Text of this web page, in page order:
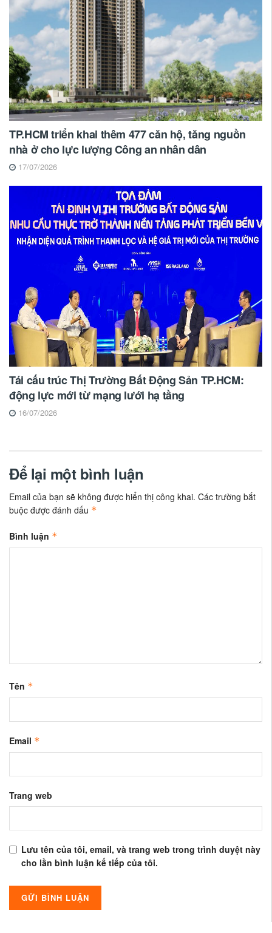
TP.HCM triển khai thêm 477 căn hộ, tăng nguồn
nhà ở cho lực lượng Công an nhân dân
17/07/2026
Tái cấu trúc Thị Trường Bất Động Sản TP.HCM:
động lực mới từ mạng lưới hạ tầng
16/07/2026
Để lại một bình luận
Email của bạn sẽ không được hiển thị công khai. Các trường bắt
buộc được đánh dấu *
Bình luận *
Tên *
Email *
Trang web
Lưu tên của tôi, email, và trang web trong trình duyệt này
cho lần bình luận kế tiếp của tôi.